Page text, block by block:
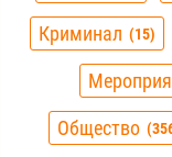
Криминал 15
Общество